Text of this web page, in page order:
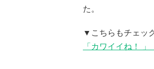
た。
▼こちらもチェッ
「カワイイね！